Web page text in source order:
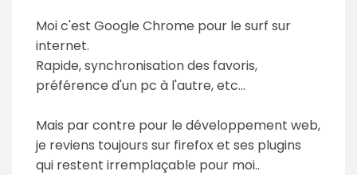
Moi c'est Google Chrome pour le surf sur
internet.
Rapide, synchronisation des favoris,
préférence d'un pc à l'autre, etc...
Mais par contre pour le développement web,
je reviens toujours sur firefox et ses plugins
qui restent irremplaçable pour moi..